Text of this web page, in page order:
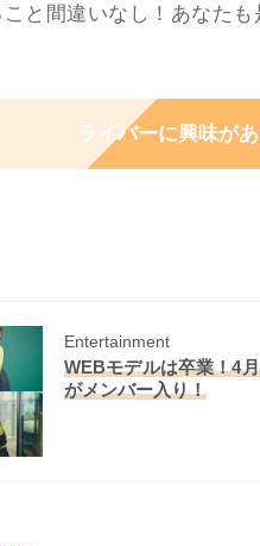
と間違いなし！あなた
ライバーに興味が
Entertainment
WEBモデルは卒業！4
がメンバー入り！